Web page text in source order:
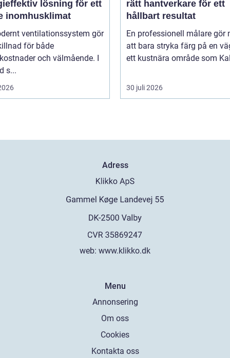
lösning för ett
inomhusklimat
ventilationssystem gör
för både
och välmående. I
s...
rätt hantverkare för ett
hållbart resultat
En professionell målare gör
att bara stryka färg på en
ett kustnära område som
30 juli 2026
Adress
web: www.klikko.dk
Menu
Annonsering
Om oss
Cookies
Kontakta oss